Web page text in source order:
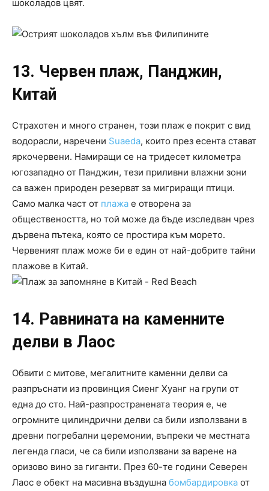
шоколадов цвят.
13. Червен плаж, Панджин,
Китай
Страхотен и много странен, този плаж е покрит с вид
водорасли, наречени Suaeda, които през есента стават
яркочервени. Намиращи се на тридесет километра
югозападно от Панджин, тези приливни влажни зони
са важен природен резерват за мигриращи птици.
Само малка част от плажа е отворена за
обществеността, но той може да бъде изследван чрез
дървена пътека, която се простира към морето.
Червеният плаж може би е един от най-добрите тайни
плажове в Китай.
14. Равнината на каменните
делви в Лаос
Обвити с митове, мегалитните каменни делви са
разпръснати из провинция Сиенг Хуанг на групи от
една до сто. Най-разпространената теория е, че
огромните цилиндрични делви са били използвани в
древни погребални церемонии, въпреки че местната
легенда гласи, че са били използвани за варене на
оризово вино за гиганти. През 60-те години Северен
Лаос е обект на масивна въздушна бомбардировка от